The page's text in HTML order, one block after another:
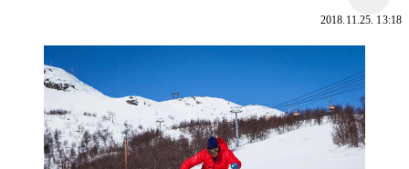
2018.11.25. 13:18